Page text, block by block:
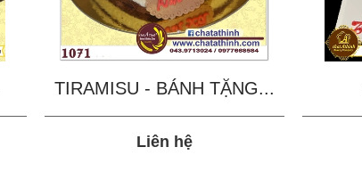
TIRAMISU - BÁNH TẶNG...
Liên hệ